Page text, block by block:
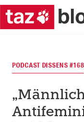
PODCAST DISSENS #168